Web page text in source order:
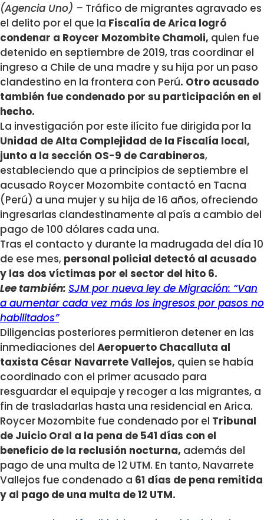
(Agencia Uno) – Tráfico de migrantes agravado es
el delito por el que la Fiscalía de Arica logró
condenar a Roycer Mozombite Chamoli, quien fue
detenido en septiembre de 2019, tras coordinar el
ingreso a Chile de una madre y su hija por un paso
clandestino en la frontera con Perú. Otro acusado
también fue condenado por su participación en el
hecho.
La investigación por este ilícito fue dirigida por la
Unidad de Alta Complejidad de la Fiscalía local,
junto a la sección OS-9 de Carabineros,
estableciendo que a principios de septiembre el
acusado Roycer Mozombite contactó en Tacna
(Perú) a una mujer y su hija de 16 años, ofreciendo
ingresarlas clandestinamente al país a cambio del
pago de 100 dólares cada una.
Tras el contacto y durante la madrugada del día 10
de ese mes, personal policial detectó al acusado
y las dos víctimas por el sector del hito 6.
Lee también: SJM por nueva ley de Migración: “Van
a aumentar cada vez más los ingresos por pasos no
habilitados”
Diligencias posteriores permitieron detener en las
inmediaciones del Aeropuerto Chacalluta al
taxista César Navarrete Vallejos, quien se había
coordinado con el primer acusado para
resguardar el equipaje y recoger a las migrantes, a
fin de trasladarlas hasta una residencial en Arica.
Roycer Mozombite fue condenado por el Tribunal
de Juicio Oral a la pena de 541 días con el
beneficio de la reclusión nocturna, además del
pago de una multa de 12 UTM. En tanto, Navarrete
Vallejos fue condenado a 61 días de pena remitida
y al pago de una multa de 12 UTM.